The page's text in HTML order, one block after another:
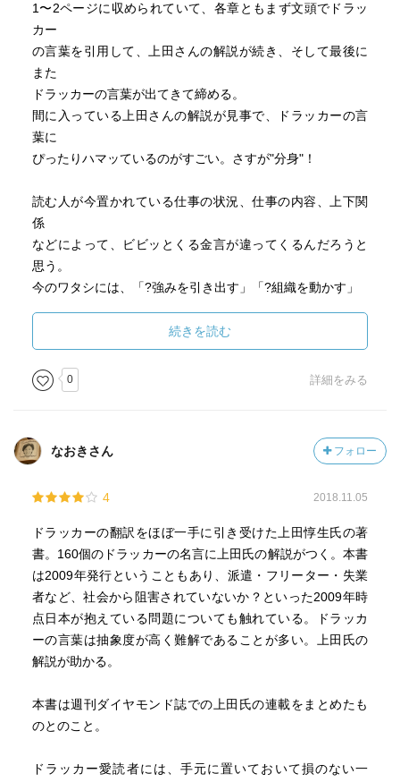
1〜2ページに収められていて、各章ともまず文頭でドラッ
カー
の言葉を引用して、上田さんの解説が続き、そして最後に
また
ドラッカーの言葉が出てきて締める。
間に入っている上田さんの解説が見事で、ドラッカーの言
葉に
ぴったりハマッているのがすごい。さすが"分身"！
読む人が今置かれている仕事の状況、仕事の内容、上下関
係
などによって、ビビッとくる金言が違ってくるんだろうと
思う。
今のワタシには、「?強みを引き出す」「?組織を動かす」
ほかに印象深いのは「?変化を捉える」の中の「146 経済
は
あくまでも手段」の項。
に
答える形で小宮さんが紹介した「私の先生であるお坊さん
語ったこと」と、この146の内容がほぼ同じだった。
これには驚いた。
しかも、そのセミナーから帰って自宅でこの本を読んでい
た
ときに、この章に出くわしたから余計驚いた。
続きを読む
0 詳細をみる
なおきさん フォロー
4 2018.11.05
ドラッカーの翻訳をほぼ一手に引き受けた上田惇生氏の著
書。160個のドラッカーの名言に上田氏の解説がつく。本書
は2009年発行ということもあり、派遣・フリーター・失業
者など、社会から阻害されていないか？といった2009年時
点日本が抱えている問題についても触れている。ドラッカ
ーの言葉は抽象度が高く難解であることが多い。上田氏の
解説が助かる。
本書は週刊ダイヤモンド誌での上田氏の連載をまとめたも
のとのこと。
ドラッカー愛読者には、手元に置いておいて損のない一